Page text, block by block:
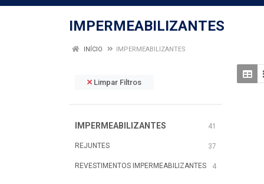
IMPERMEABILIZANTES
INÍCIO IMPERMEABILIZANTES
Limpar Filtros
IMPERMEABILIZANTES 41
REJUNTES 37
REVESTIMENTOS IMPERMEABILIZANTES 4